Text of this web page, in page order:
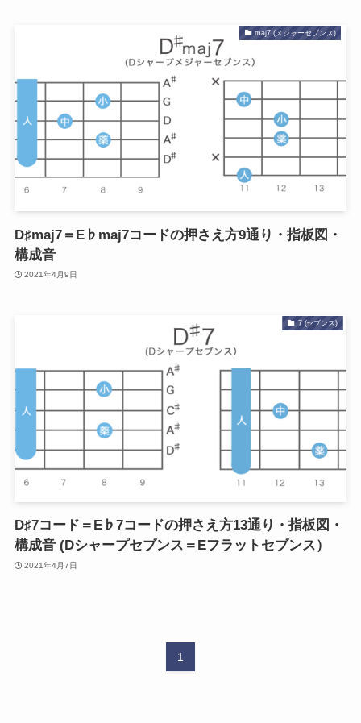
maj7 (メジャーセブンス)
D♯maj7＝E♭maj7コードの押さえ方9通り・指板図・
構成音
2021年4月9日
7 (セブンス)
D♯7コード＝E♭7コードの押さえ方13通り・指板図・
構成音 (Dシャープセブンス＝Eフラットセブンス）
2021年4月7日
1